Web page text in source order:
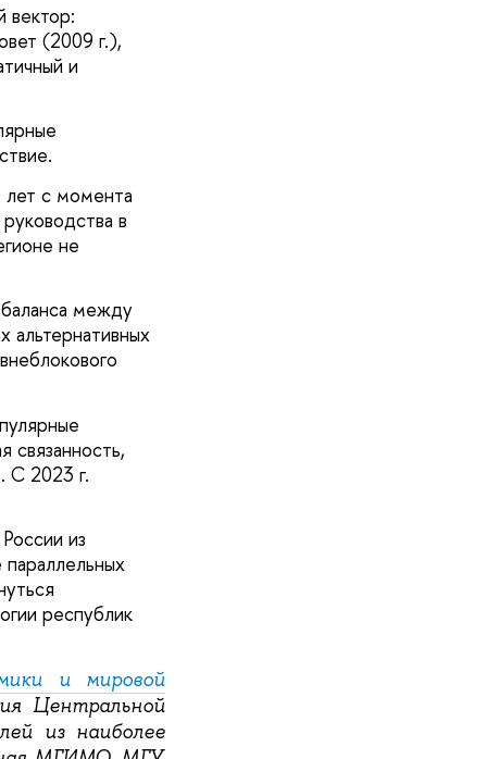
вектор:
(2009 г.),
и
лет с момента
в
не
между
альтернативных
связанность,
С 2023 г.
из
республик
и мировой
Центральной
из наиболее